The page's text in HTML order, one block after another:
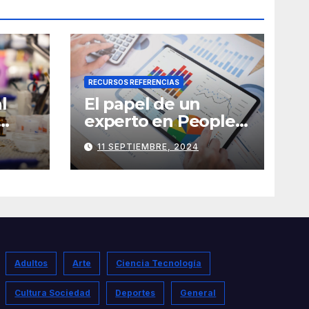
RECURSOS REFERENCIAS
El papel de un
experto en People
Analytics
11 SEPTIEMBRE, 2024
Adultos Arte Ciencia Tecnología
Cultura Sociedad Deportes General